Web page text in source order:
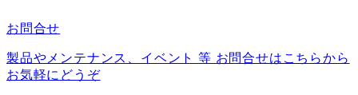
お問合せ
製品やメンテナンス、イベント 等 お問合せはこちらから
お気軽にどうぞ